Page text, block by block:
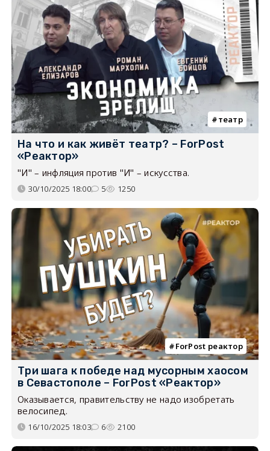
театр
На что и как живёт театр? – ForPost
«Реактор»
"И" – инфляция против "И" – искусства.
30/10/2025 18:00 5 1250
ForPost реактор
Три шага к победе над мусорным хаосом
в Севастополе – ForPost «Реактор»
Оказывается, правительству не надо изобретать
велосипед.
16/10/2025 18:03 6 2100